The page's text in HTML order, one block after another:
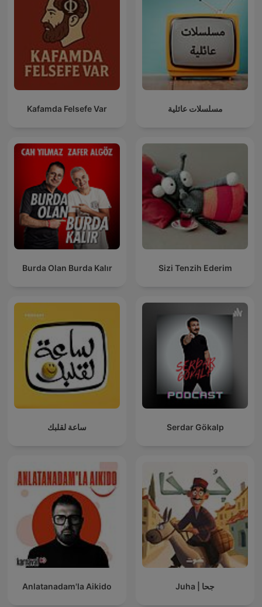
Kafamda Felsefe Var مسلسلات عائلية
Burda Olan Burda Kalır Sizi Tenzih Ederim
ساعة لقلبك Serdar Gökalp
Anlatanadam'la Aikido Juha | جحا